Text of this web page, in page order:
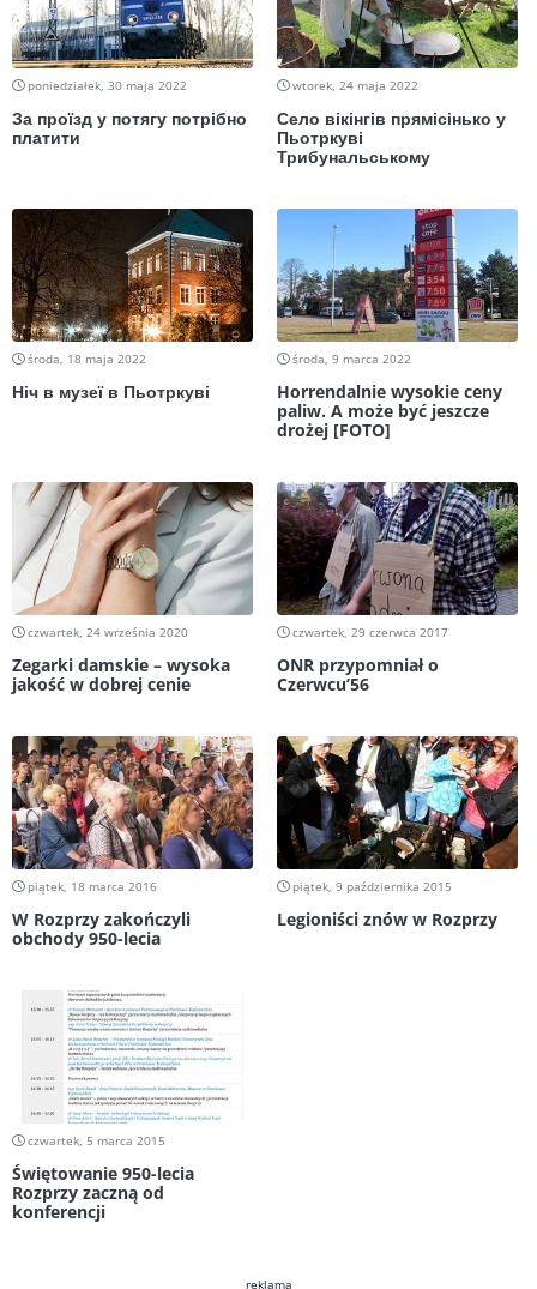
poniedziałek, 30 maja 2022
За проїзд у потягу потрібно
платити
wtorek, 24 maja 2022
Село вікінгів прямісінько у
Пьотркуві
Трибунальському
środa, 18 maja 2022
Ніч в музеї в Пьотркуві
środa, 9 marca 2022
Horrendalnie wysokie ceny
paliw. A może być jeszcze
drożej [FOTO]
czwartek, 24 września 2020
Zegarki damskie – wysoka
jakość w dobrej cenie
czwartek, 29 czerwca 2017
ONR przypomniał o
Czerwcu’56
piątek, 18 marca 2016
W Rozprzy zakończyli
obchody 950-lecia
piątek, 9 października 2015
Legioniści znów w Rozprzy
czwartek, 5 marca 2015
Świętowanie 950-lecia
Rozprzy zaczną od
konferencji
reklama